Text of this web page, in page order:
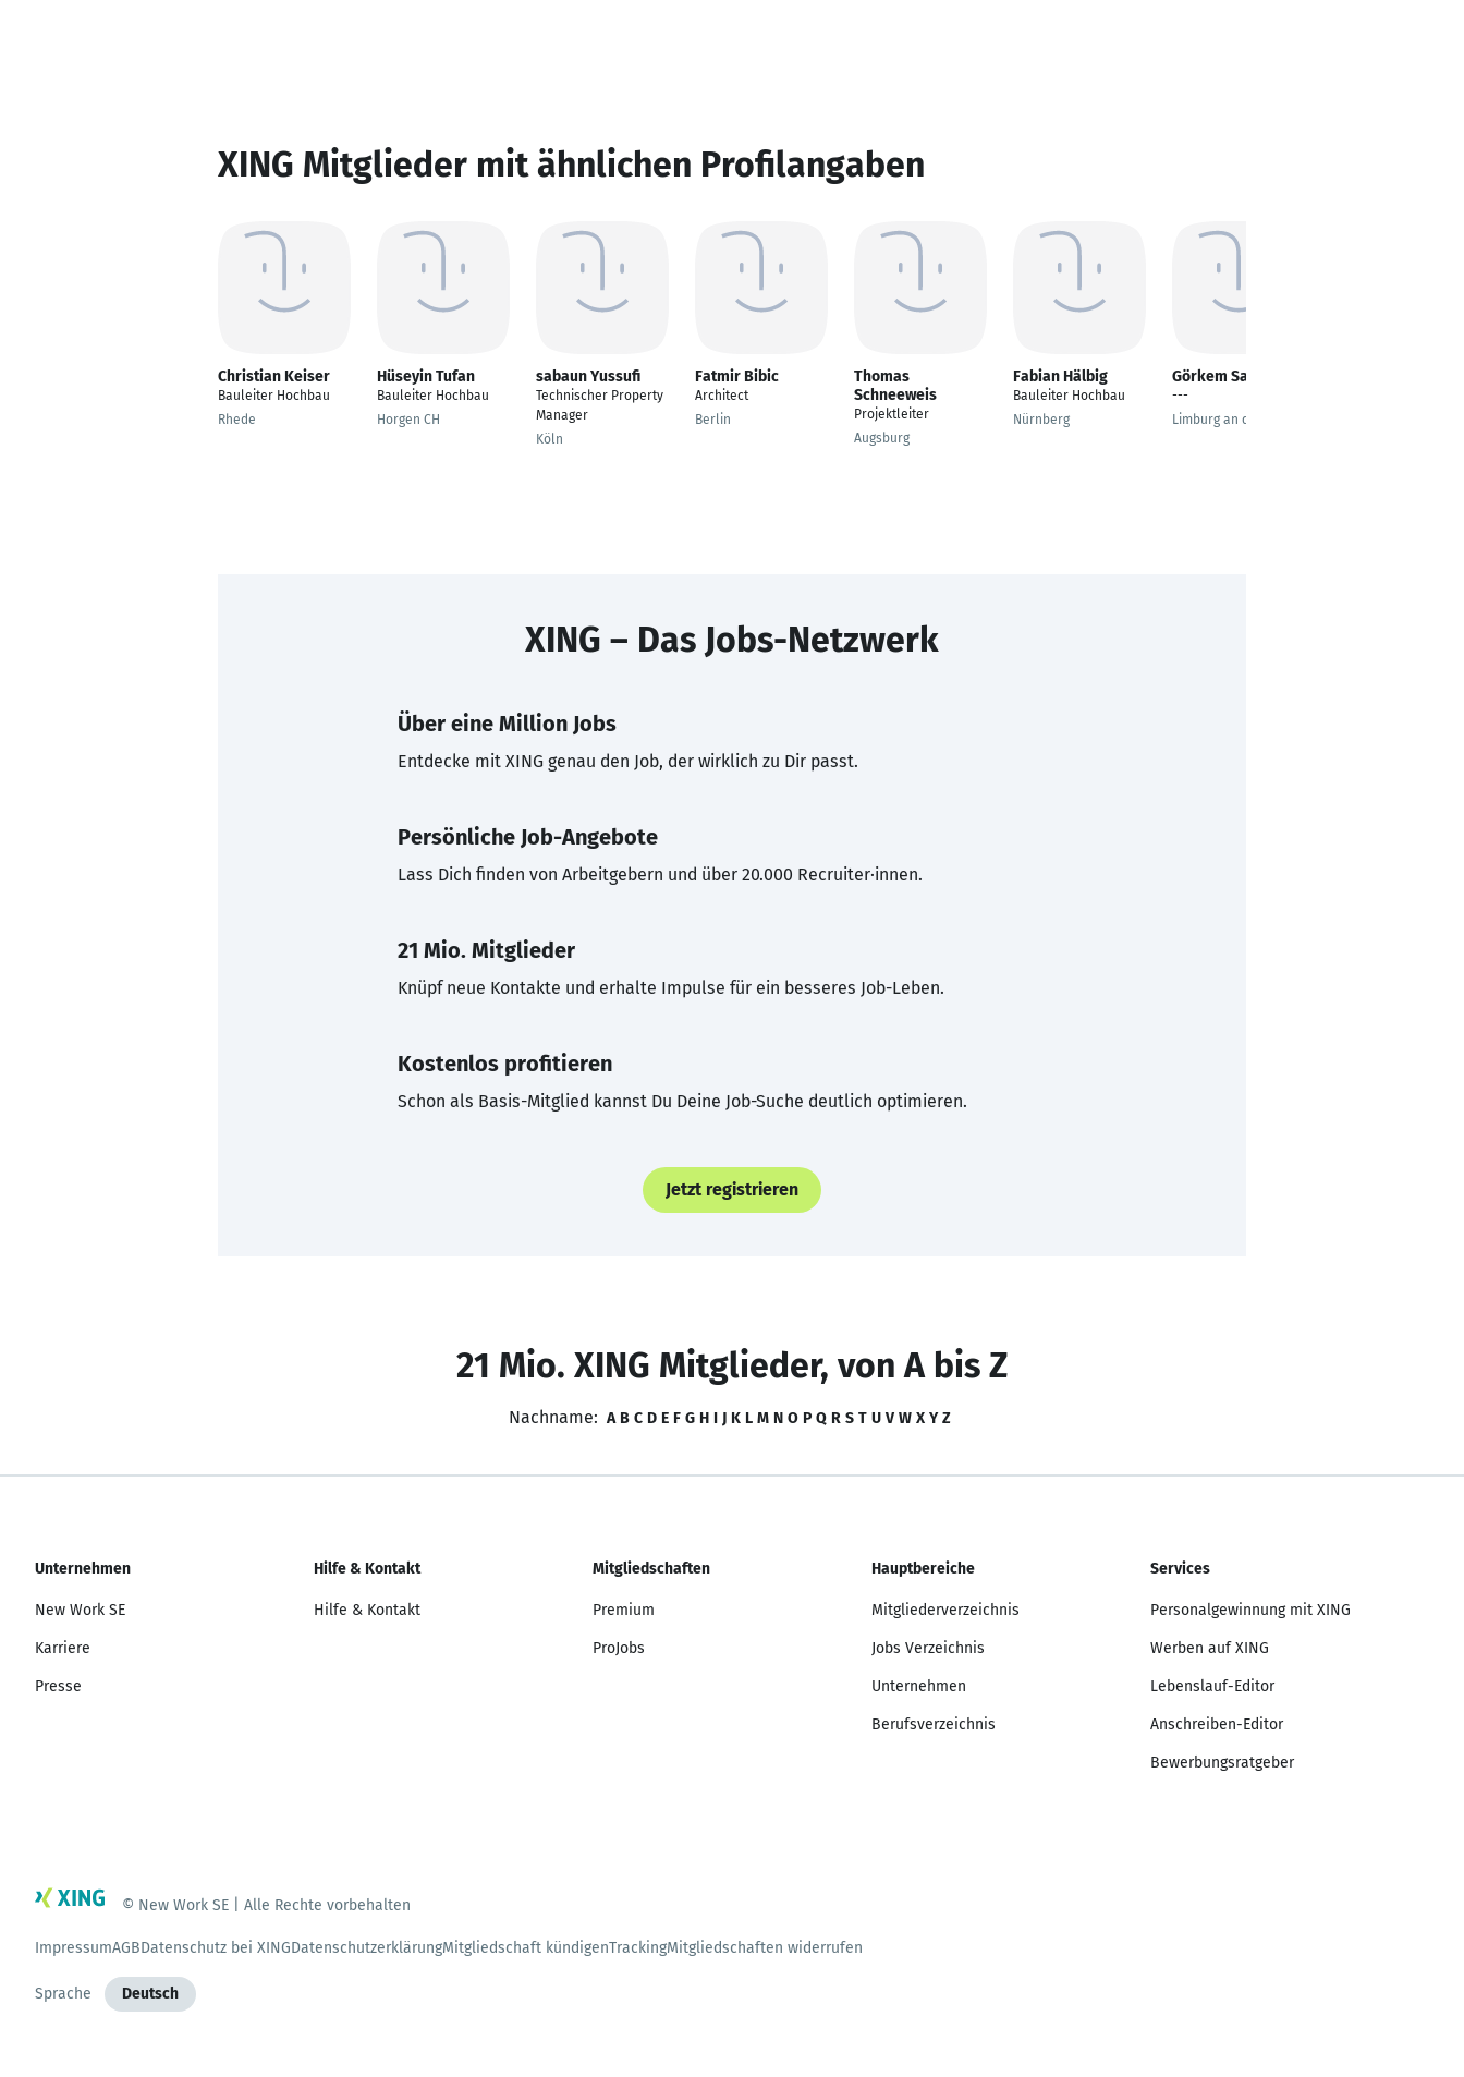
XING Mitglieder mit ähnlichen Profilangaben
Christian Keiser
Bauleiter Hochbau
Rhede
Hüseyin Tufan
Bauleiter Hochbau
Horgen CH
sabaun Yussufi
Technischer Property
Manager
Köln
Fatmir Bibic
Architect
Berlin
Thomas
Schneeweis
Projektleiter
Augsburg
Fabian Hälbig
Bauleiter Hochbau
Nürnberg
Görkem Savas
---
Limburg an der Lahn
XING – Das Jobs-Netzwerk
Über eine Million Jobs
Entdecke mit XING genau den Job, der wirklich zu Dir passt.
Persönliche Job-Angebote
Lass Dich finden von Arbeitgebern und über 20.000 Recruiter·innen.
21 Mio. Mitglieder
Knüpf neue Kontakte und erhalte Impulse für ein besseres Job-Leben.
Kostenlos profitieren
Schon als Basis-Mitglied kannst Du Deine Job-Suche deutlich optimieren.
Jetzt registrieren
21 Mio. XING Mitglieder, von A bis Z
Nachname: A B C D E F G H I J K L M N O P Q R S T U V W X Y Z
Unternehmen
New Work SE
Karriere
Presse
Hilfe & Kontakt
Hilfe & Kontakt
Mitgliedschaften
Premium
ProJobs
Hauptbereiche
Mitgliederverzeichnis
Jobs Verzeichnis
Unternehmen
Berufsverzeichnis
Services
Personalgewinnung mit XING
Werben auf XING
Lebenslauf-Editor
Anschreiben-Editor
Bewerbungsratgeber
© New Work SE | Alle Rechte vorbehalten
ImpressumAGBDatenschutz bei XINGDatenschutzerklärungMitgliedschaft kündigenTrackingMitgliedschaften widerrufen
Sprache Deutsch